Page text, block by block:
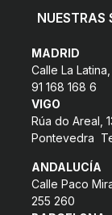
NUESTRAS
MADRID
Calle La
91 168 168 6
VIGO
Rúa do Areal,
Pontevedra
ANDALUCÍA
Calle Paco
255 260